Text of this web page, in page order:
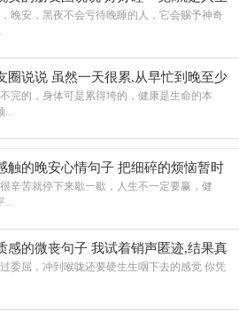
呀
晚安，黑夜不会亏待晚睡的人，它会赐予神奇
圈说说 虽然一天很累,从早忙到晚至少
完的，身体可是累得垮的，健康是生命的本
触的晚安心情句子 把细碎的烦恼暂时
辛苦就停下来歇一歇，人生不一定要赢，健
感的微丧句子 我试着销声匿迹,结果真
委屈，冲到喉咙还要硬生生咽下去的感觉 你凭